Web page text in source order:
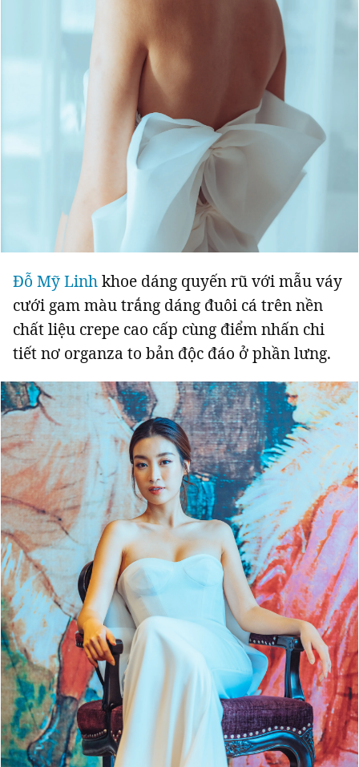
0906 645 777
Quảng cáo RSS Tòa soạn Chính sách bảo
Tổng biên tập: Nguyễn Ngọc Toàn
Phó tổng biên tập: Hải Thành
Ủy viên Ban biên tập - Tổng Thư ký tòa soạn: Trần Việt Hưng
Giấy phép xuất bản số 110/GP - BTTTT cấp ngày 24.3.2020
© 2003-2026 Bản quyền thuộc về Báo Thanh Niên. Cấm sao chép
dưới mọi hình thức nếu không có sự chấp thuận bằng văn bản.
Phát triển bởi ePi Technologies, JSC.
Đỗ Mỹ Linhkhoe dáng quyến rũ với mẫu váy
cưới gam màu trắng dáng đuôi cá trên nền
chất liệu crepe cao cấp cùng điểm nhấn chi
tiết nơ organza to bản độc đáo ở phần lưng.